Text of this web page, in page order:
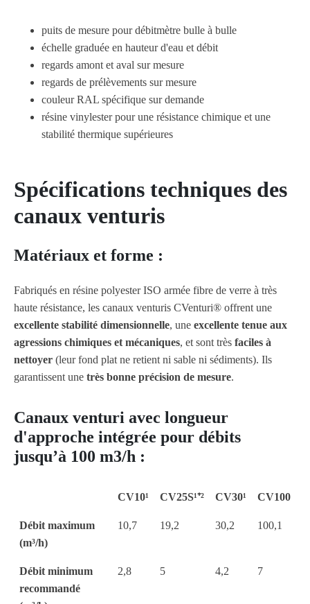
puits de mesure pour débitmètre bulle à bulle
échelle graduée en hauteur d'eau et débit
regards amont et aval sur mesure
regards de prélèvements sur mesure
couleur RAL spécifique sur demande
résine vinylester pour une résistance chimique et une
stabilité thermique supérieures
Spécifications techniques des
canaux venturis
Matériaux et forme :
Fabriqués en résine polyester ISO armée fibre de verre à très
haute résistance, les canaux venturis CVenturi® offrent une
excellente stabilité dimensionnelle, une excellente tenue aux
agressions chimiques et mécaniques, et sont très faciles à
nettoyer (leur fond plat ne retient ni sable ni sédiments). Ils
garantissent une très bonne précision de mesure.
Canaux venturi avec longueur
d'approche intégrée pour débits
jusqu’à 100 m3/h :
CV10¹ CV25S¹⁺² CV30¹ CV100
Débit maximum
(m³/h)
10,7 19,2 30,2 100,1
Débit minimum
recommandé
2,8 5 4,2 7